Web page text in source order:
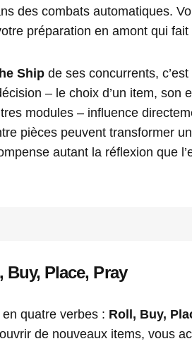
des combats automatiques.
préparation en amont qui
Ship de ses concurrents,
– le choix d’un item, son
modules – influence
pièces peuvent transformer
autant la réflexion que
Place, Pray
quatre verbes : Roll, Buy,
de nouveaux items, vous